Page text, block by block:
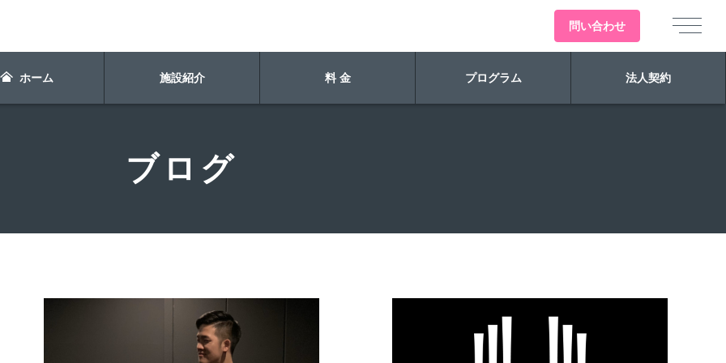
問い合わせ
ホーム 施設紹介 料 金 プログラム 法人契約
ブログ